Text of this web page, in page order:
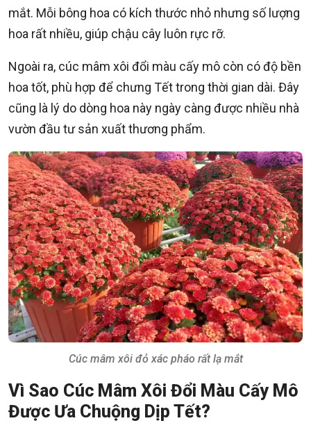
mắt. Mỗi bông hoa có kích thước nhỏ nhưng số lượng
hoa rất nhiều, giúp chậu cây luôn rực rỡ.
Ngoài ra, cúc mâm xôi đổi màu cấy mô còn có độ bền
hoa tốt, phù hợp để chưng Tết trong thời gian dài. Đây
cũng là lý do dòng hoa này ngày càng được nhiều nhà
vườn đầu tư sản xuất thương phẩm.
Cúc mâm xôi đỏ xác pháo rất lạ mắt
Vì Sao Cúc Mâm Xôi Đổi Màu Cấy Mô
Được Ưa Chuộng Dịp Tết?